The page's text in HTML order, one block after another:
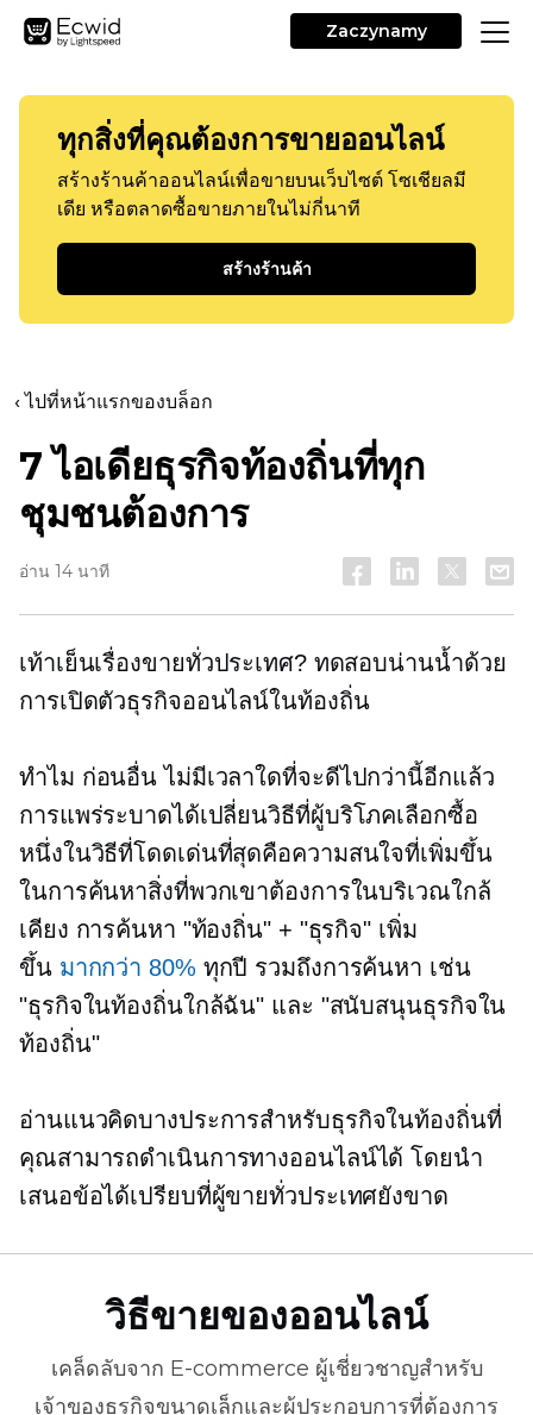
Zaczynamy
ทุกสิ่งที่คุณต้องการขายออนไลน์
สร้างร้านค้าออนไลน์เพื่อขายบนเว็บไซต์ โซเชียลมี
เดีย หรือตลาดซื้อขายภายในไม่กี่นาที
สร้างร้านค้า
‹ ไปที่หน้าแรกของบล็อก
7 ไอเดียธุรกิจท้องถิ่นที่ทุก
ชุมชนต้องการ
อ่าน 14 นาที
เท้าเย็นเรื่องขายทั่วประเทศ? ทดสอบน่านน้ำด้วย
การเปิดตัวธุรกิจออนไลน์ในท้องถิ่น
ทำไม ก่อนอื่น ไม่มีเวลาใดที่จะดีไปกว่านี้อีกแล้ว
การแพร่ระบาดได้เปลี่ยนวิธีที่ผู้บริโภคเลือกซื้อ
หนึ่งในวิธีที่โดดเด่นที่สุดคือความสนใจที่เพิ่มขึ้น
ในการค้นหาสิ่งที่พวกเขาต้องการในบริเวณใกล้
เคียง การค้นหา "ท้องถิ่น" + "ธุรกิจ" เพิ่ม
ขึ้น มากกว่า 80% ทุกปี รวมถึงการค้นหา เช่น
"ธุรกิจในท้องถิ่นใกล้ฉัน" และ "สนับสนุนธุรกิจใน
ท้องถิ่น"
อ่านแนวคิดบางประการสำหรับธุรกิจในท้องถิ่นที่
คุณสามารถดำเนินการทางออนไลน์ได้ โดยนำ
เสนอข้อได้เปรียบที่ผู้ขายทั่วประเทศยังขาด
วิธีขายของออนไลน์
เคล็ดลับจาก E-commerce ผู้เชี่ยวชาญสำหรับ
เจ้าของธุรกิจขนาดเล็กและผู้ประกอบการที่ต้องการ